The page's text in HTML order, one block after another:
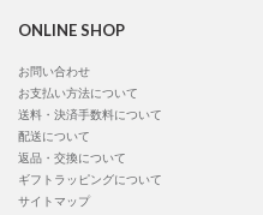
ONLINE SHOP
お問い合わせ
お支払い方法について
送料・決済手数料について
配送について
返品・交換について
ギフトラッピングについて
サイトマップ